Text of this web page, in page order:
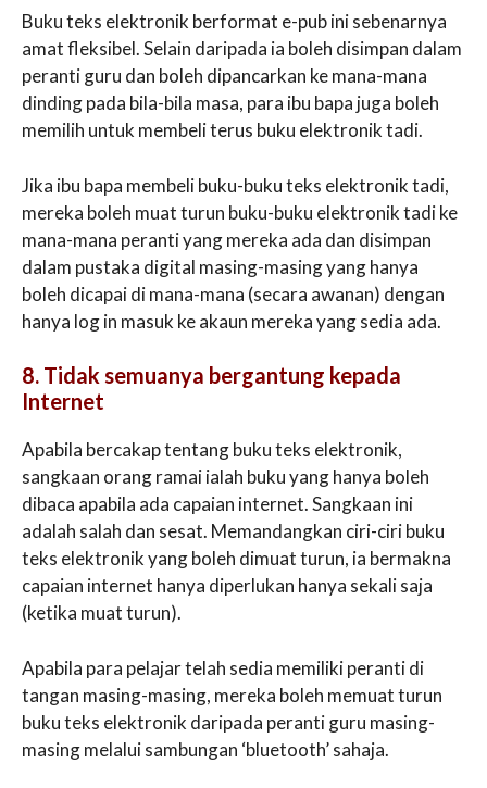
Buku teks elektronik berformat e-pub ini sebenarnya
amat fleksibel. Selain daripada ia boleh disimpan dalam
peranti guru dan boleh dipancarkan ke mana-mana
dinding pada bila-bila masa, para ibu bapa juga boleh
memilih untuk membeli terus buku elektronik tadi.
Jika ibu bapa membeli buku-buku teks elektronik tadi,
mereka boleh muat turun buku-buku elektronik tadi ke
mana-mana peranti yang mereka ada dan disimpan
dalam pustaka digital masing-masing yang hanya
boleh dicapai di mana-mana (secara awanan) dengan
hanya log in masuk ke akaun mereka yang sedia ada.
8. Tidak semuanya bergantung kepada
Internet
Apabila bercakap tentang buku teks elektronik,
sangkaan orang ramai ialah buku yang hanya boleh
dibaca apabila ada capaian internet. Sangkaan ini
adalah salah dan sesat. Memandangkan ciri-ciri buku
teks elektronik yang boleh dimuat turun, ia bermakna
capaian internet hanya diperlukan hanya sekali saja
(ketika muat turun).
Apabila para pelajar telah sedia memiliki peranti di
tangan masing-masing, mereka boleh memuat turun
buku teks elektronik daripada peranti guru masing-
masing melalui sambungan ‘bluetooth’ sahaja.